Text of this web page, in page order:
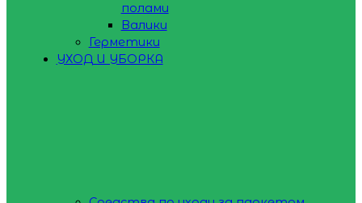
полами
Валики
Герметики
УХОД И УБОРКА